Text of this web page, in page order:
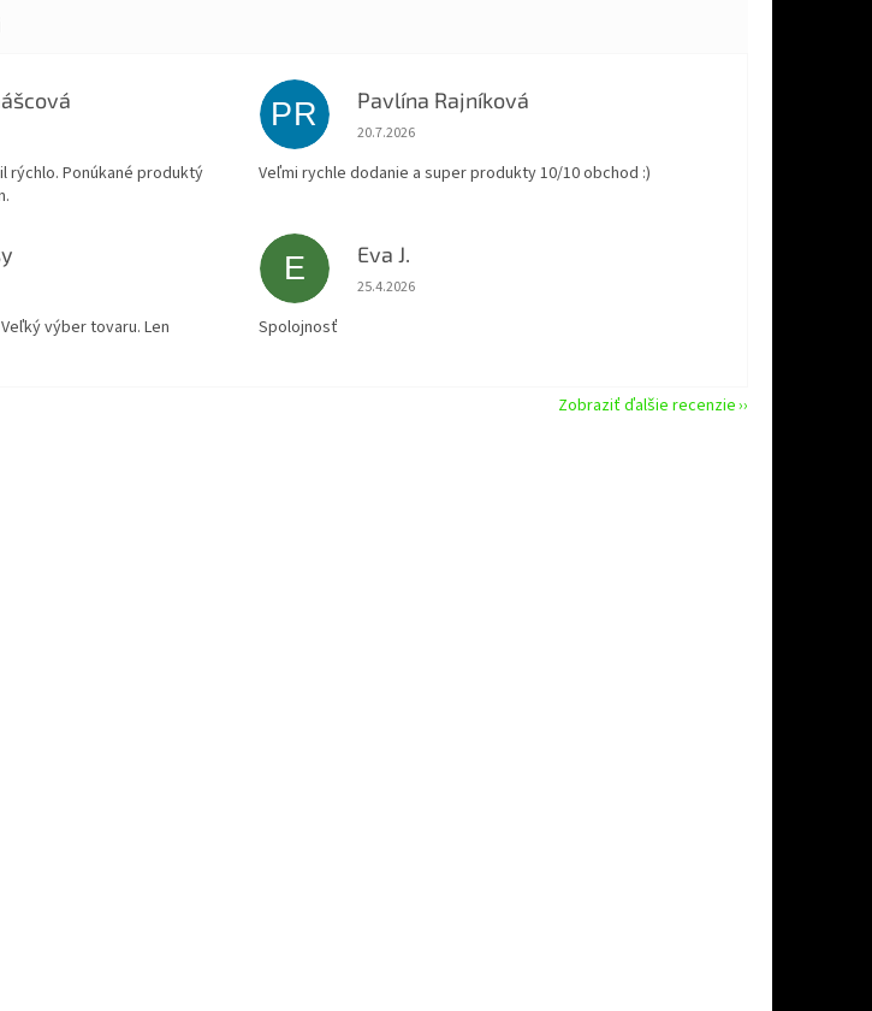
5 z 5 hviezdičiek.
rýchlo. Ponúkané produktý
PR Pavlína Rajníková
Hodnotenie obchodu je 5 z 5 hviezdičiek.
20.7.2026
Veľmi rychle dodanie a super produkty 10/10 obchod :)
5 z 5 hviezdičiek.
výber tovaru. Len
E Eva J.
Hodnotenie obchodu je 5 z 5 hviezdičiek.
25.4.2026
Spolojnosť
Zobraziť ďalšie recenzie